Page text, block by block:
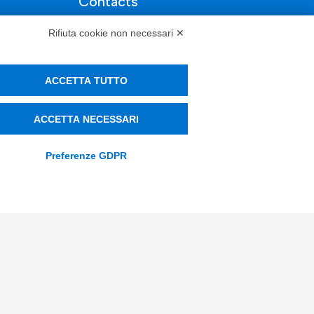
info@tinextainnovationhub.com
+39 0522 733711
Rifiuta cookie non necessari ✕
ACCETTA TUTTO
ACCETTA NECESSARI
Preferenze GDPR